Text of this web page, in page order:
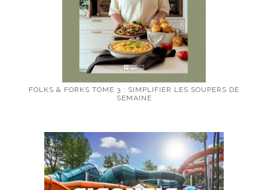
FOLKS & FORKS TOME 3 : SIMPLIFIER LES SOUPERS DE
SEMAINE